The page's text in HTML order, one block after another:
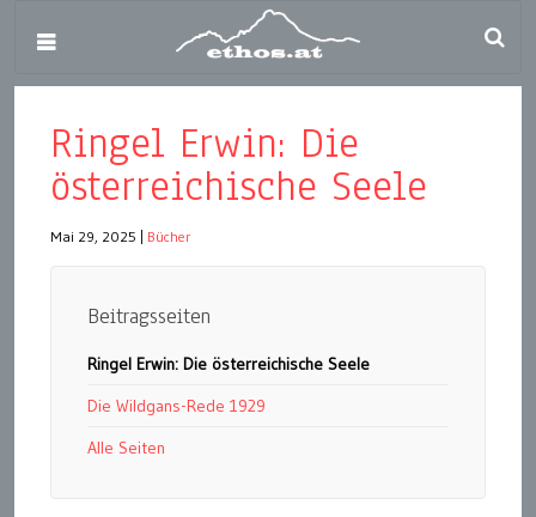
Ringel Erwin: Die
österreichische Seele
Mai 29, 2025 Bücher
Beitragsseiten
Ringel Erwin: Die österreichische Seele
Die Wildgans-Rede 1929
Alle Seiten